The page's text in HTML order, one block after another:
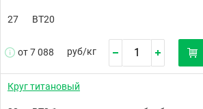
27 ВТ20
от 7 088 руб/кг
Круг титановый